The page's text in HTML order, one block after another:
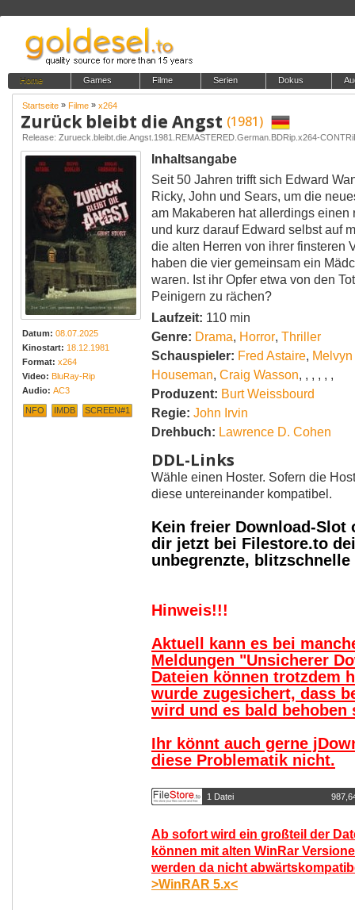
Home Games Filme Serien Dokus
Startseite » Filme » x264
Zurück bleibt die Angst (1981)
Release: Zurueck.bleibt.die.Angst.1981.REMASTERED.German.BDRip.x264-
Datum: 08.07.2025
Kinostart: 18.12.1981
Format: x264
Video: BluRay-Rip
Audio: AC3
NFO IMDB SCREEN#1
Inhaltsangabe
Seit 50 Jahren trifft sich Edward
Ricky, John und Sears, um die
am Makaberen hat allerdings
und kurz darauf Edward selbst auf
die alten Herren von ihrer finsteren
haben die vier gemeinsam ein
waren. Ist ihr Opfer etwa von den
Peinigern zu rächen?
Laufzeit: 110 min
Genre: Drama, Horror, Thriller
Schauspieler: Fred Astaire,
Houseman, Craig Wasson, , , , , ,
Produzent: Burt Weissbourd
Regie: John Irvin
Drehbuch: Lawrence D. Cohen
DDL-Links
Wähle einen Hoster. Sofern die
diese untereinander kompatibel.
Kein freier Download-Slot
dir jetzt bei Filestore.to
unbegrenzte,
Hinweis!!!
Aktuell kann es bei
Meldungen "Unsicherer
Dateien können trotzdem
wurde zugesichert, dass
wird und es bald behoben
Ihr könnt auch gerne
diese Problematik nicht.
1 Datei
Ab sofort wird ein großteil der
können mit alten WinRar
werden da nicht
>WinRAR 5.x<